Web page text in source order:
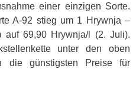
einer einzigen Sorte.
A-92 stieg um 1 Hrywnja –
69,90 Hrywnja/l (2. Juli).
unter den oben
die günstigsten Preise für